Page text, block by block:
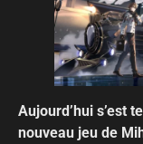
Aujourd’hui s’est
nouveau jeu de